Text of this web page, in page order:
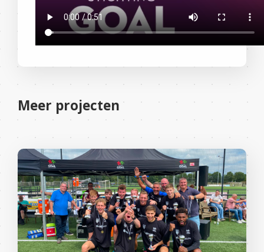
Meer projecten